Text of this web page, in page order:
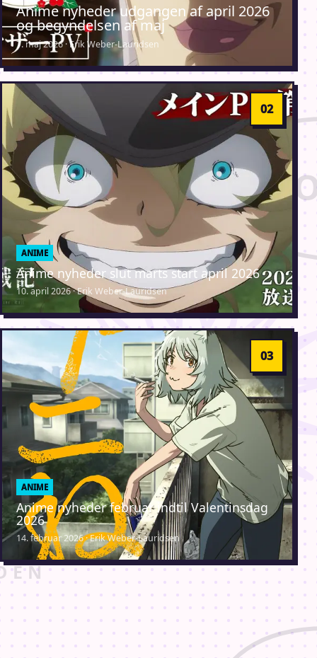
Anime nyheder udgangen af april 2026
og begyndelsen af maj
7. maj 2026 · Erik Weber-Lauridsen
ANIME
Anime nyheder slut marts start april 2026
10. april 2026 · Erik Weber-Lauridsen
ANIME
Anime nyheder februar indtil Valentinsdag
2026
14. februar 2026 · Erik Weber-Lauridsen